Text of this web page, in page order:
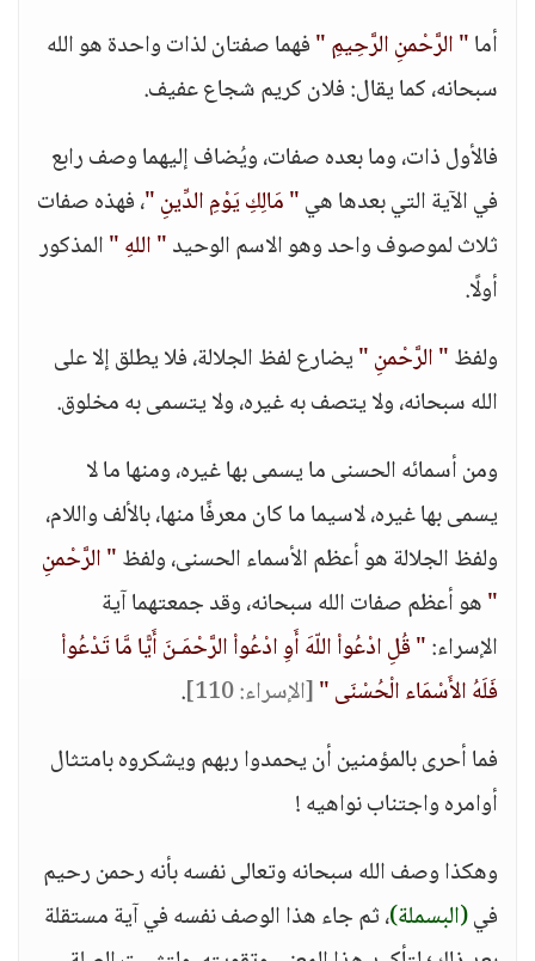
أما" الرَّحْمنِ الرَّحِيمِ "فهما صفتان لذات واحدة هو الله
سبحانه، كما يقال: فلان كريم شجاع عفيف.
فالأول ذات، وما بعده صفات، ويُضاف إليهما وصف رابع
في الآية التي بعدها هي" مَالِكِ يَوْمِ الدِّينِ "، فهذه صفات
ثلاث لموصوف واحد وهو الاسم الوحيد" اللهِ "المذكور
أولًا.
ولفظ" الرَّحْمنِ "يضارع لفظ الجلالة، فلا يطلق إلا على
الله سبحانه، ولا يتصف به غيره، ولا يتسمى به مخلوق.
ومن أسمائه الحسنى ما يسمى بها غيره، ومنها ما لا
يسمى بها غيره، لاسيما ما كان معرفًا منها، بالألف واللام،
ولفظ الجلالة هو أعظم الأسماء الحسنى، ولفظ" الرَّحْمنِ
"هو أعظم صفات الله سبحانه، وقد جمعتهما آية
الإسراء:" قُلِ ادْعُواْ اللّهَ أَوِ ادْعُواْ الرَّحْمَـنَ أَيًّا مَّا تَدْعُواْ
فَلَهُ الأَسْمَاء الْحُسْنَى "[الإسراء: 110]
.
فما أحرى بالمؤمنين أن يحمدوا ربهم ويشكروه بامتثال
أوامره واجتناب نواهيه !
وهكذا وصف الله سبحانه وتعالى نفسه بأنه رحمن رحيم
في(البسملة)، ثم جاء هذا الوصف نفسه في آية مستقلة